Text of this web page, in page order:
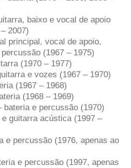
baixo e vocal de apoio
2007)
principal, vocal de apoio,
(1967 – 1975)
(1970 – 1977)
e vozes (1967 – 1970)
(1967 – 1968)
(1968 – 1969)
bateria e percussão (1970)
guitarra acústica (1997 –
e percussão (1976, apenas ao
e percussão (1997, apenas